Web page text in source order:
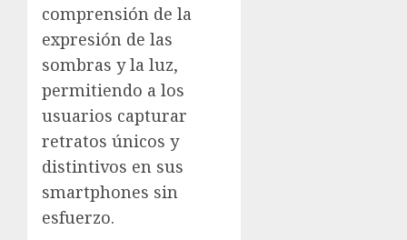
comprensión de la
expresión de las
sombras y la luz,
permitiendo a los
usuarios capturar
retratos únicos y
distintivos en sus
smartphones sin
esfuerzo.